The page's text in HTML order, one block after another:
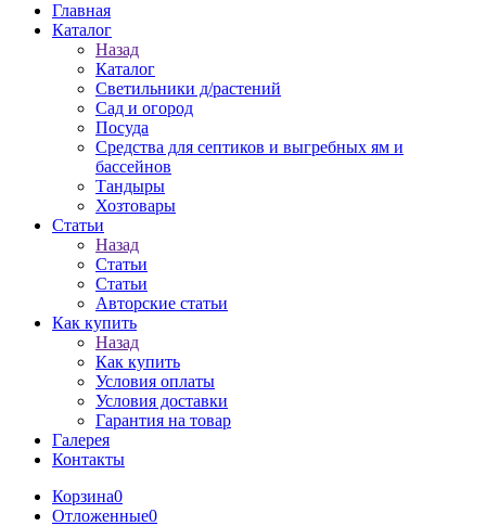
Главная
Каталог
Назад
Каталог
Светильники д/растений
Сад и огород
Посуда
Средства для септиков и выгребных ям и
бассейнов
Тандыры
Хозтовары
Статьи
Назад
Статьи
Статьи
Авторские статьи
Как купить
Назад
Как купить
Условия оплаты
Условия доставки
Гарантия на товар
Галерея
Контакты
Корзина0
Отложенные0